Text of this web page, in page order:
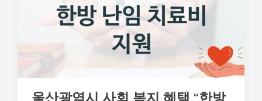
울산광역시 사회 복지 혜택 “한방